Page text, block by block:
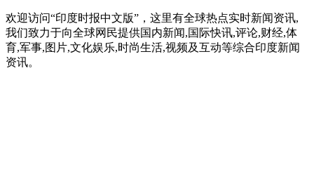
欢迎访问“印度时报中文版”，这里有全球热点实时新闻资讯,
我们致力于向全球网民提供国内新闻,国际快讯,评论,财经,体
育,军事,图片,文化娱乐,时尚生活,视频及互动等综合印度新闻
资讯。